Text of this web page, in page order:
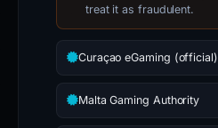
treat it as fraudulent.
Curaçao eGaming (official)
Malta Gaming Authority